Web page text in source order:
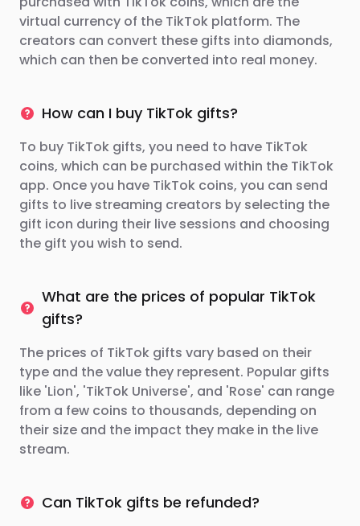
virtual currency of the TikTok platform. The
creators can convert these gifts into diamonds,
which can then be converted into real money.
How can I buy TikTok gifts?
To buy TikTok gifts, you need to have TikTok
coins, which can be purchased within the TikTok
app. Once you have TikTok coins, you can send
gifts to live streaming creators by selecting the
gift icon during their live sessions and choosing
the gift you wish to send.
What are the prices of popular TikTok
gifts?
The prices of TikTok gifts vary based on their
type and the value they represent. Popular gifts
like 'Lion', 'TikTok Universe', and 'Rose' can range
from a few coins to thousands, depending on
their size and the impact they make in the live
stream.
Can TikTok gifts be refunded?